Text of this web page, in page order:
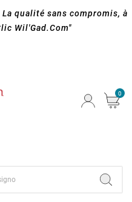
qualité sans compromis, à
Wil'Gad.Com"
0